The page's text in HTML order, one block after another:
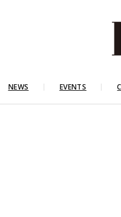
NEWS EVENTS